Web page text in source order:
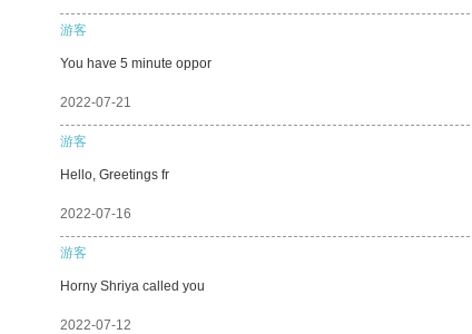
游客
You have 5 minute oppor
2022-07-21
游客
Hello, Greetings fr
2022-07-16
游客
Horny Shriya called you
2022-07-12